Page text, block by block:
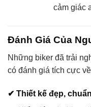
cảm giác
Đánh Giá Của
Những biker đã trải
có đánh giá tích cực
✔ Thiết kế đẹp,